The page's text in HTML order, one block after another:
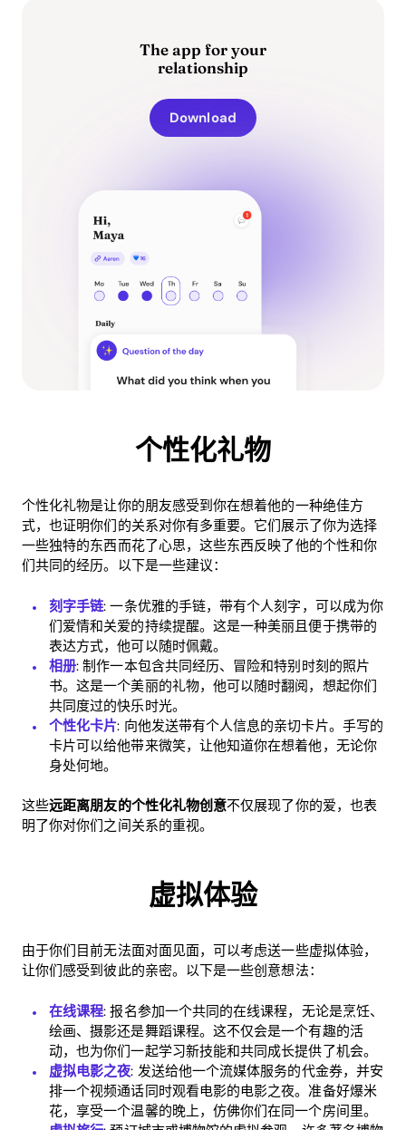
The app for your
relationship
Download
个性化礼物
个性化礼物是让你的朋友感受到你在想着他的一种绝佳方
式，也证明你们的关系对你有多重要。它们展示了你为选择
一些独特的东西而花了心思，这些东西反映了他的个性和你
们共同的经历。以下是一些建议：
刻字手链: 一条优雅的手链，带有个人刻字，可以成为你
们爱情和关爱的持续提醒。这是一种美丽且便于携带的
表达方式，他可以随时佩戴。
相册: 制作一本包含共同经历、冒险和特别时刻的照片
书。这是一个美丽的礼物，他可以随时翻阅，想起你们
共同度过的快乐时光。
个性化卡片: 向他发送带有个人信息的亲切卡片。手写的
卡片可以给他带来微笑，让他知道你在想着他，无论你
身处何地。
这些远距离朋友的个性化礼物创意不仅展现了你的爱，也表
明了你对你们之间关系的重视。
虚拟体验
由于你们目前无法面对面见面，可以考虑送一些虚拟体验，
让你们感受到彼此的亲密。以下是一些创意想法：
在线课程: 报名参加一个共同的在线课程，无论是烹饪、
绘画、摄影还是舞蹈课程。这不仅会是一个有趣的活
动，也为你们一起学习新技能和共同成长提供了机会。
虚拟电影之夜: 发送给他一个流媒体服务的代金券，并安
排一个视频通话同时观看电影的电影之夜。准备好爆米
花，享受一个温馨的晚上，仿佛你们在同一个房间里。